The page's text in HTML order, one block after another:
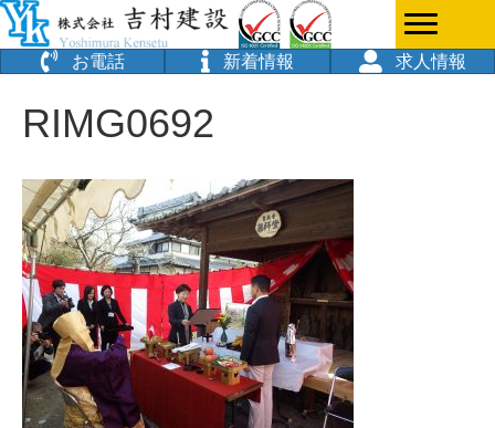
お電話 新着情報 求人情報
RIMG0692